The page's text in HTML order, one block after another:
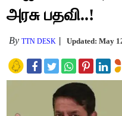
அரசு பதவி..!
ByTTN DESK Updated: May